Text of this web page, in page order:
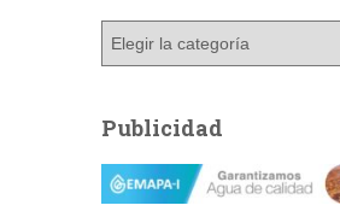
g
o
Publicidad